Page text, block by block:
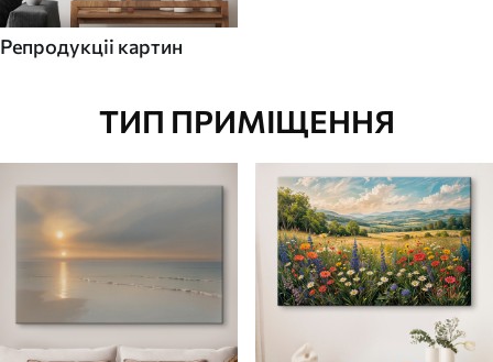
Репродукціі картин
ТИП ПРИМІЩЕННЯ